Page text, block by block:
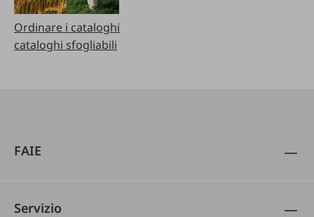
Ordinare i cataloghi
cataloghi sfogliabili
FAIE
Servizio